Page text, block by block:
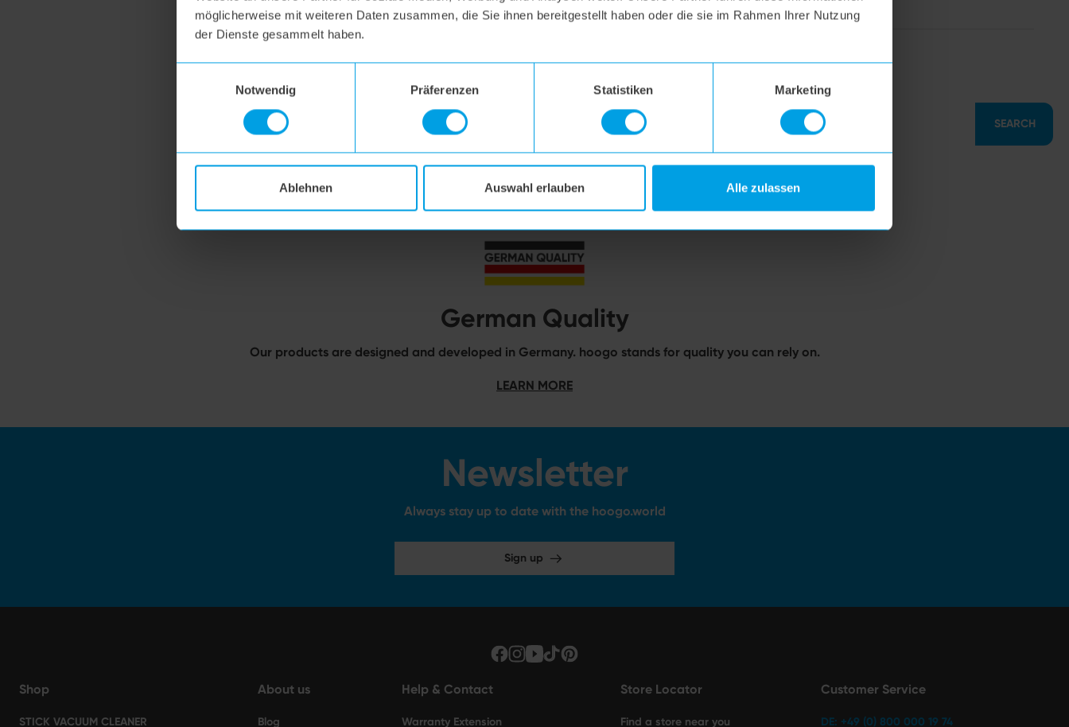
möglicherweise mit weiteren Daten zusammen, die Sie ihnen bereitgestellt haben oder die sie im Rahmen Ihrer Nutzung
der Dienste gesammelt haben.
Notwendig
Präferenzen Statistiken Marketing
Ablehnen Auswahl erlauben Alle zulassen
SEARCH
German Quality
Our products are designed and developed in Germany. hoogo stands for quality you can rely on.
LEARN MORE
Newsletter
Always stay up to date with the hoogo.world
Sign up
Shop
STICK VACUUM CLEANER
About us
Blog
Help & Contact
Warranty Extension
Store Locator
Find a store near you
Customer Service
DE: +49 (0) 800 000 19 74